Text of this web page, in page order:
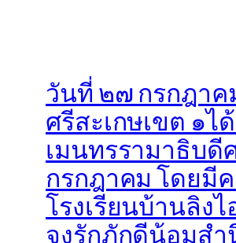
วันที่ ๒๗ กรกฎาค
ศรีสะเกษเขต ๑
เมนทรรามาธิบดี
กรกฎาคม โดยมี
โรงเรียนบ้านลิง
จงรักภักดีน้อมส